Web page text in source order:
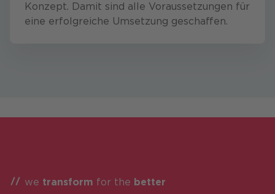
Konzept. Damit sind alle Voraussetzungen für
eine erfolgreiche Umsetzung geschaffen.
we transform for the better